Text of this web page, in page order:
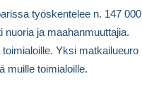
työskentelee n. 147 000
ja maahanmuuttajia.
Yksi matkailueuro
muille toimialoille.